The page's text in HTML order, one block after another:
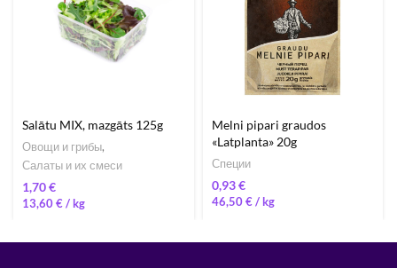
Salātu MIX, mazgāts 125g
Овощи и грибы,
Салаты и их смеси
€
13,60€/
Melni pipari graudos
«Latplanta» 20g
Специи
€
46,50€ /